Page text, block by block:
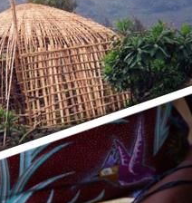
Руанда